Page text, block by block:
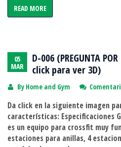
READ MORE
05
MAR
D-006 (PREGUNTA
click para ver 3D)
By Home and Gym
Da click en la siguiente imagen
características: Especificaciones
es un equipo para crossfit muy
estaciones para anillas, 4